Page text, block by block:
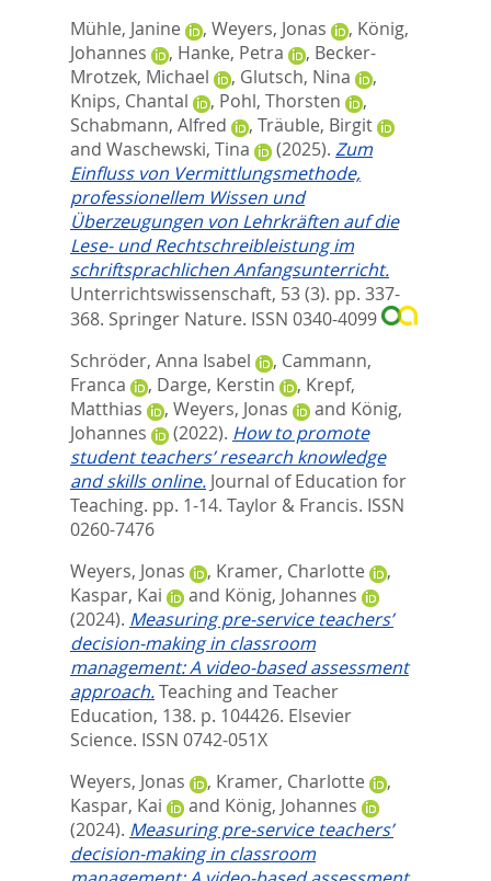
Mühle, Janine
, Weyers, Jonas , König,
Johannes
, Hanke, Petra , Becker-
Mrotzek, Michael
, Glutsch, Nina
,
Knips, Chantal
, Pohl, Thorsten
,
Schabmann, Alfred
, Träuble, Birgit
and Waschewski, Tina (2025). Zum
Einfluss von Vermittlungsmethode,
professionellem Wissen und
Überzeugungen von Lehrkräften auf die
Lese- und Rechtschreibleistung im
schriftsprachlichen Anfangsunterricht.
Unterrichtswissenschaft, 53 (3). pp. 337-
368. Springer Nature. ISSN 0340-4099
Schröder, Anna Isabel
, Cammann,
Franca
, Darge, Kerstin , Krepf,
Matthias
, Weyers, Jonas and König,
Johannes
(2022). How to promote
student teachers’ research knowledge
and skills online. Journal of Education for
Teaching. pp. 1-14. Taylor & Francis. ISSN
0260-7476
Weyers, Jonas
, Kramer, Charlotte
,
Kaspar, Kai
and König, Johannes
(2024). Measuring pre-service teachers’
decision-making in classroom
management: A video-based assessment
approach.Teaching and Teacher
Education, 138. p. 104426. Elsevier
Science. ISSN 0742-051X
Weyers, Jonas
, Kramer, Charlotte
,
Kaspar, Kai
and König, Johannes
(2024). Measuring pre-service teachers’
decision-making in classroom